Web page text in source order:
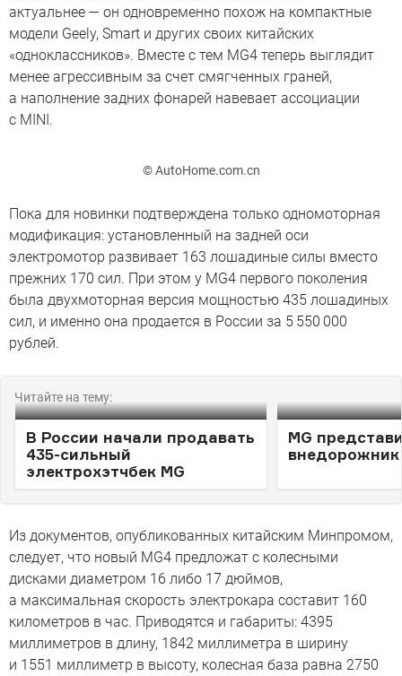
актуальнее — он одновременно похож на компактные
модели Geely, Smart и других своих китайских
«одноклассников». Вместе с тем MG4 теперь выглядит
менее агрессивным за счет смягченных граней,
а наполнение задних фонарей навевает ассоциации
с MINI.
© AutoHome.com.cn
Пока для новинки подтверждена только одномоторная
модификация: установленный на задней оси
электромотор развивает 163 лошадиные силы вместо
прежних 170 сил. При этом у MG4 первого поколения
была двухмоторная версия мощностью 435 лошадиных
сил, и именно она продается в России за 5 550 000
рублей.
Читайте на тему:
В России начали продавать
435-сильный
электрохэтчбек MG
MG
Из документов, опубликованных китайским Минпромом,
следует, что новый MG4 предложат с колесными
дисками диаметром 16 либо 17 дюймов,
а максимальная скорость электрокара составит 160
километров в час. Приводятся и габариты: 4395
миллиметров в длину, 1842 миллиметра в ширину
и 1551 миллиметр в высоту, колесная база равна 2750